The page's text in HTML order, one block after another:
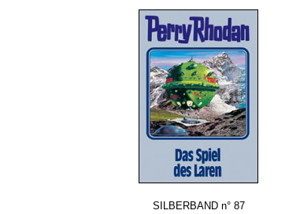
SILBERBAND n° 87